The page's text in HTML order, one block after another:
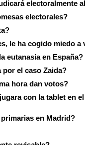
electoralmente
electorales?
le ha cogido miedo a
eutanasia en España?
el caso Zaida?
hora dan votos?
con la tablet en el
en Madrid?